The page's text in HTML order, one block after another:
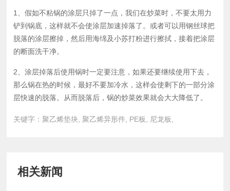
低了。
1、假如不粘锅的涂层只掉了一点，我们在炒菜时，不要太用力
铲到锅底，这样就不会使涂层加速掉落了。或者可以用钢丝球把
脱落的涂层擦掉，然后用海绵及小苏打粉进行擦拭，接着把涂层
的断面洗干净。
2、涂层掉落后使用锅时一定要注意，如果还要继续使用下去，
那么锅在热的时候，最好不要加冷水，这样会使剩下的一部分涂
层快速的脱落。从而脱落后，锅的炒菜效果就会大大降低了。
关键字：聚乙烯垫块, 聚乙烯异形件, PE板, 尼龙板,
相关新闻